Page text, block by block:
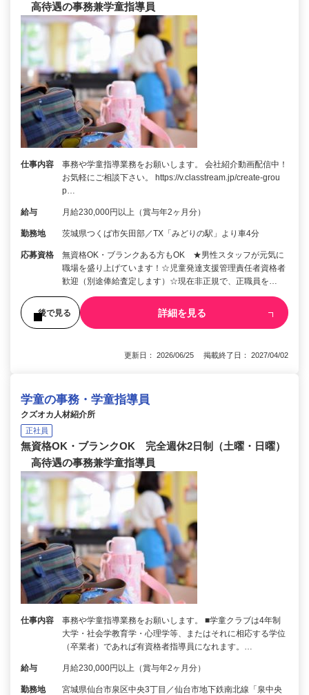
高待遇の事務兼学童指導員
仕事内容
事務や学童指導業務をお願いします。 会社紹介動画配信中！
お気軽にご相談下さい。 https://v.classtream.jp/create-grou
p…
給与 月給230,000円以上（賞与年2ヶ月分）
勤務地 茨城県つくば市矢田部／TX「みどりの駅」より車4分
応募資格
無資格OK・ブランクある方もOK ★男性スタッフが元気に
職場を盛り上げています！☆児童発達支援管理責任者資格者
歓迎（別途俸給査定します）☆現在非正規で、正職員を…
後で見る 詳細を見る
更新日： 2026/06/25 掲載終了日： 2027/04/02
学童の事務・学童指導員
クズオカ人材紹介所
正社員
無資格OK・ブランクOK 完全週休2日制（土曜・日曜）
高待遇の事務兼学童指導員
仕事内容
事務や学童指導業務をお願いします。 ■学童クラブは4年制
大学・社会学教育学・心理学等、またはそれに相応する学位
（卒業者）であれば有資格者指導員になれます。…
給与 月給230,000円以上（賞与年2ヶ月分）
勤務地
宮城県仙台市泉区中央3丁目／仙台市地下鉄南北線「泉中央